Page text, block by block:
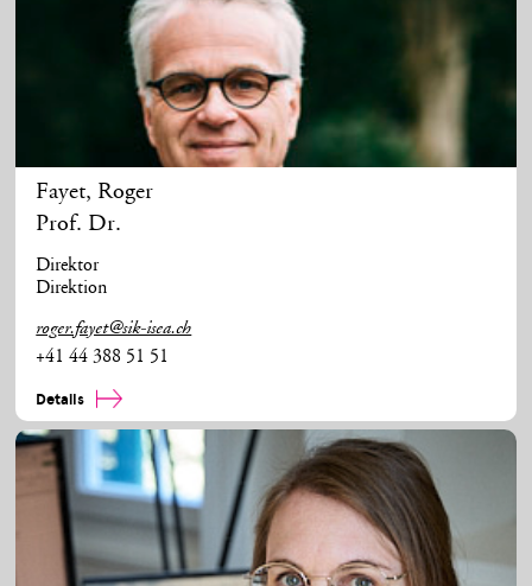
Fayet, Roger
Prof. Dr.
Direktor
Direktion
roger.fayet@sik-isea.ch
+41 44 388 51 51
Details